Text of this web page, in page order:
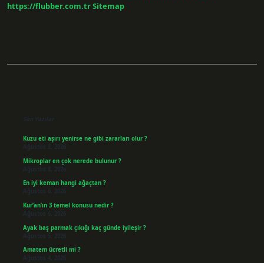
https://flubber.com.trSitemap
Son Yazılar
Kuzu eti aşırı yenirse ne gibi zararları olur ?
Ağustos 8, 2026
Mikroplar en çok nerede bulunur ?
Ağustos 8, 2026
En iyi keman hangi ağaçtan ?
Ağustos 6, 2026
Kur’an’ın 3 temel konusu nedir ?
Ağustos 6, 2026
Ayak baş parmak çıkığı kaç günde iyileşir ?
Ağustos 5, 2026
Amatem ücretli mi ?
Ağustos 4, 2026